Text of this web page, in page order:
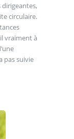
dirigeantes,
circulaire.
vraiment à
pas suivie